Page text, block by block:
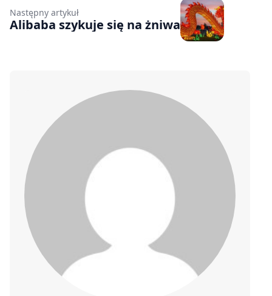
Następny artykuł
Alibaba szykuje się na żniwa